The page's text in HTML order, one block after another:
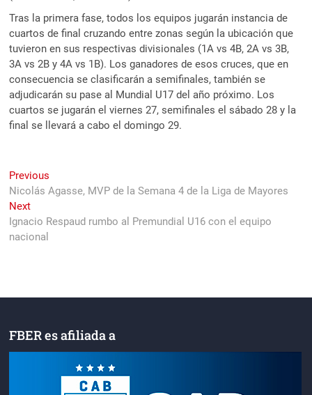
Tras la primera fase, todos los equipos jugarán instancia de
cuartos de final cruzando entre zonas según la ubicación que
tuvieron en sus respectivas divisionales (1A vs 4B, 2A vs 3B,
3A vs 2B y 4A vs 1B). Los ganadores de esos cruces, que en
consecuencia se clasificarán a semifinales, también se
adjudicarán su pase al Mundial U17 del año próximo. Los
cuartos se jugarán el viernes 27, semifinales el sábado 28 y la
final se llevará a cabo el domingo 29.
Navegación
de
entradas
Previous
post:
Nicolás Agasse, MVP de la Semana 4 de la Liga de Mayores
NextNext
post:
Ignacio Respaud rumbo al Premundial U16 con el equipo
nacional
FBER es afiliada a